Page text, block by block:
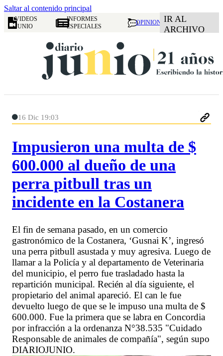
Saltar al contenido principal
VIDEOS
JUNIO
INFORMES
ESPECIALES
OPINION IR AL
ARCHIVO
16 Dic 19:03
Impusieron una multa de $
600.000 al dueño de una
perra pitbull tras un
incidente en la Costanera
El fin de semana pasado, en un comercio
gastronómico de la Costanera, ‘Gusnai K’, ingresó
una perra pitbull asustada y muy agresiva. Luego de
llamar a la Policía y al departamento de Veterinaria
del municipio, el perro fue trasladado hasta la
repartición municipal. Recién al día siguiente, el
propietario del animal apareció. El can le fue
devuelto luego de que se le impuso una multa de $
600.000. Fue la primera que se labra en Concordia
por infracción a la ordenanza N°38.535 "Cuidado
Responsable de animales de compañía", según supo
DIARIOJUNIO.